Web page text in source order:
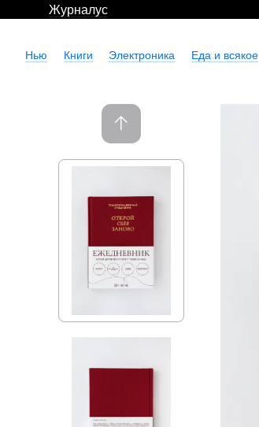
Журналус
Нью Книги Электроника Еда и всякое